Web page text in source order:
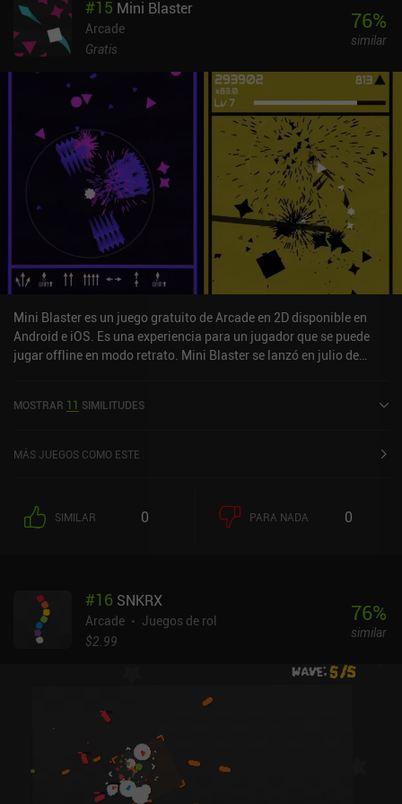
intuitivo y fácil de jugar en todos los tamaños de pantalla y,
aunque sencillos, los controles no limitan en absoluto la
profundidad del juego.El estilo artístico es muy elegante, pero
coherentes con el resto del juego. Esto no es un problema, pero
arruina ligeramente la inmersión.Magic Survival se monetiza a
través de anuncios incentivados para revivir una vez muerto, un
iAP de 2,49 $ para eliminar los anuncios, y algunos otros para
obtener más moneda del juego. Afortunadamente, la monetización
no afecta demasiado al aspecto free-to-play del juego, ya que la
moneda del juego se consigue fácilmente jugando.En general,
Magic Survival es un gran juego para cualquiera al que le gusten
los shoot 'em ups con RPG y ligeros elementos de roguelite.
#15 Mini Blaster
Arcade
Gratis
76%
similar
Mini Blaster es un juego gratuito de Arcade en 2D disponible en
Android e iOS. Es una experiencia para un jugador que se puede
jugar offline en modo retrato. Mini Blaster se lanzó en julio de
MOSTRAR 11 SIMILITUDES
MÁS JUEGOS COMO ESTE
SIMILAR 0 PARA NADA 0
#16 SNKRX
Arcade
Juegos de rol
$2.99
76%
similar